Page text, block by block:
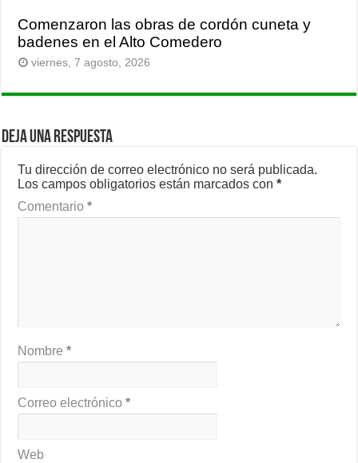
Comenzaron las obras de cordón cuneta y
badenes en el Alto Comedero
viernes, 7 agosto, 2026
Deja una respuesta
Tu dirección de correo electrónico no será publicada.
Los campos obligatorios están marcados con*
Comentario*
Nombre*
Correo electrónico*
Web